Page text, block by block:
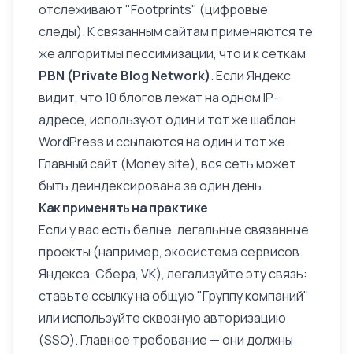
отслеживают "Footprints" (цифровые
следы). К связанным сайтам применяются те
же алгоритмы пессимизации, что и к сеткам
PBN (Private Blog Network). Если Яндекс
видит, что 10 блогов лежат на одном IP-
адресе, используют один и тот же шаблон
WordPress и ссылаются на один и тот же
Главный сайт (Money site), вся сеть может
быть деиндексирована за один день.
Как применять на практике
Если у вас есть белые, легальные связанные
проекты (например, экосистема сервисов
Яндекса, Сбера, VK), легализуйте эту связь:
ставьте ссылку на общую "Группу компаний"
или используйте сквозную авторизацию
(SSO). Главное требование — они должны